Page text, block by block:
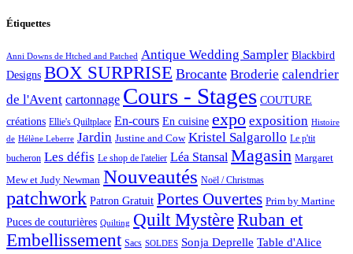
Étiquettes
Anni Downs de Htched and Patched Antique Wedding Sampler Blackbird
Designs BOX SURPRISE Brocante Broderie calendrier
de l'Avent cartonnage Cours - Stages COUTURE
créations Ellie's Quiltplace En-cours En cuisine expo exposition Histoire
de Hélène Leberre Jardin Justine and Cow Kristel Salgarollo Le p'tit
bucheron Les défis Le shop de l'atelier Léa Stansal Magasin Margaret
Mew et Judy Newman Nouveautés Noël / Christmas
patchwork Patron Gratuit Portes Ouvertes Prim by Martine
Puces de couturières Quilting Quilt MystèreRuban et
Embellissement Sacs SOLDES Sonja Deprelle Table d'Alice